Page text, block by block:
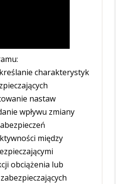
charakterystyk
nastaw
wpływu zmiany
między
obciążenia lub